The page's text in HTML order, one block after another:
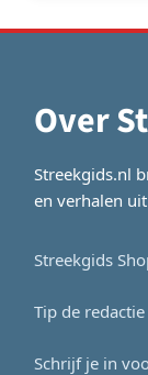
Over
Streekgids.nl
en verhalen uit
Streekgids
Tip de redactie
Schrijf je in